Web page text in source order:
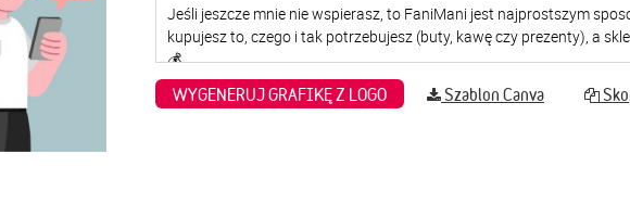
WYGENERUJ GRAFIKĘ Z LOGO Szablon Canva